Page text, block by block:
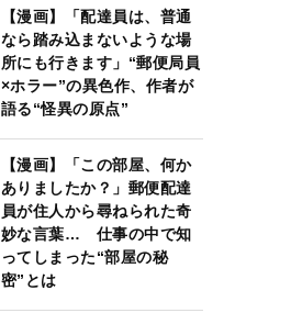
【漫画】「配達員は、普通
なら踏み込まないような場
所にも行きます」“郵便局員
×ホラー”の異色作、作者が
語る“怪異の原点”
【漫画】「この部屋、何か
ありましたか？」郵便配達
員が住人から尋ねられた奇
妙な言葉… 仕事の中で知
ってしまった“部屋の秘
密”とは